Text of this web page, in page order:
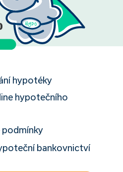
hypotéky
hypotečního
podmínky
bankovnictví